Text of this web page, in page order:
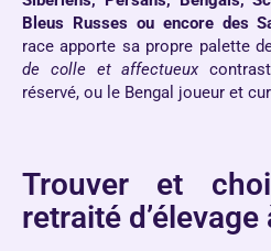
Bleus Russes ou encore des
race apporte sa propre palette
de colle et affectueux
réservé, ou le Bengal joueur et
Trouver et
retraité